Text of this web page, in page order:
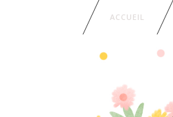
ACCUEIL